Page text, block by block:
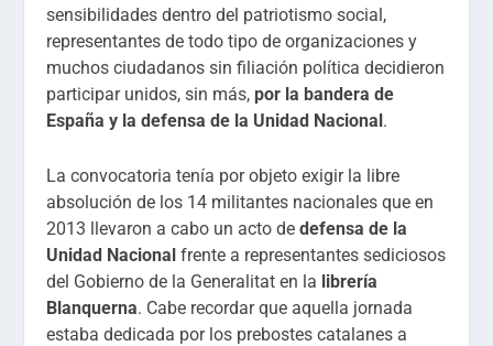
sensibilidades dentro del patriotismo social,
representantes de todo tipo de organizaciones y
muchos ciudadanos sin filiación política decidieron
participar unidos, sin más,por la bandera de
España y la defensa de la Unidad Nacional .
La convocatoria tenía por objeto exigir la libre
absolución de los 14 militantes nacionales que en
2013 llevaron a cabo un acto dedefensa de la
Unidad Nacional frente a representantes sediciosos
del Gobierno de la Generalitat en la librería
Blanquerna. Cabe recordar que aquella jornada
estaba dedicada por los prebostes catalanes a